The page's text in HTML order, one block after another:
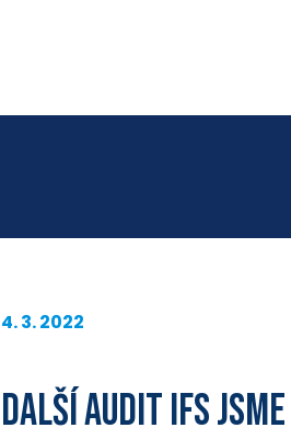
4. 3. 2022
DALŠÍ AUDIT IFS